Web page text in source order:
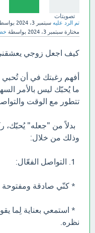
تصويتات
تم الرد عليه سبتمبر 3، 2024
مختارة سبتمبر 3، 2024 بواسطة
كيف اجعل زوجي
أفهم رغبتك في أن
ما يُحبّك ليس بالأمر
تتطور مع الوقت
بدلاً من "جعله" يُحبّك،
وذلك من خلال:
* كنّي صادقة ومفتوحة
* استمعي بعناية لِما
نظره.